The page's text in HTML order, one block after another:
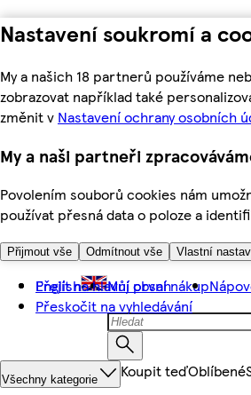
Nastavení soukromí a
My a našich 18 partnerů používáme
zobrazovat například také
změnit v Nastavení ochrany osobních
My a naši partneři
Povolením souborů cookies nám
používat přesná data o poloze a
Přijmout vše Odmítnout vše Vlastní
Přejít na hlavní obsah
Přeskočit na vyhledávání
English Můj první nákup
Všechny kategorie Koupit teďOblíbené